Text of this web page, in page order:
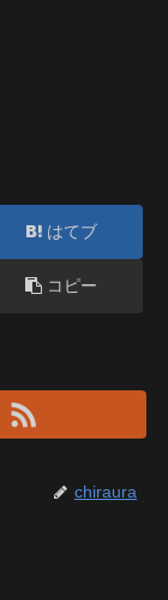
はてブ
コピー
chiraura